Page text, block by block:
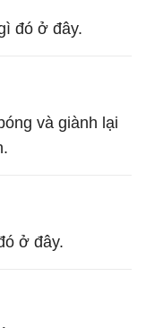
đó ở đây.
và giành lại
ở đây.